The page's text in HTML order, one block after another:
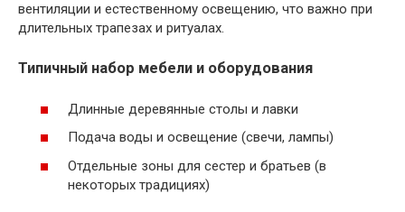
вентиляции и естественному освещению, что важно при
длительных трапезах и ритуалах.
Типичный набор мебели и оборудования
Длинные деревянные столы и лавки
Подача воды и освещение (свечи, лампы)
Отдельные зоны для сестер и братьев (в
некоторых традициях)